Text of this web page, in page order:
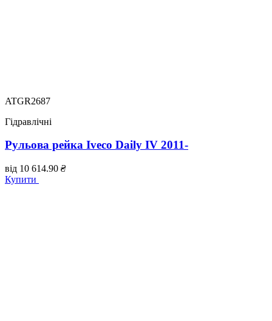
ATGR2687
Гідравлічні
Рульова рейка Iveco Daily IV 2011-
від 10 614.90 ₴
Купити